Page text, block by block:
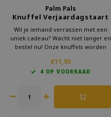
Palm Pals
Knuffel Verjaardagstaart
Aurora 13 cm
Wil je iemand verrassen met een
uniek cadeau? Wacht niet langer en
bestel nu! Onze knuffels worden
kun je binnen no-time genieten van
dit schattige verjaardagscadeau.
Pals!
€11,95
4 OP VOORRAAD